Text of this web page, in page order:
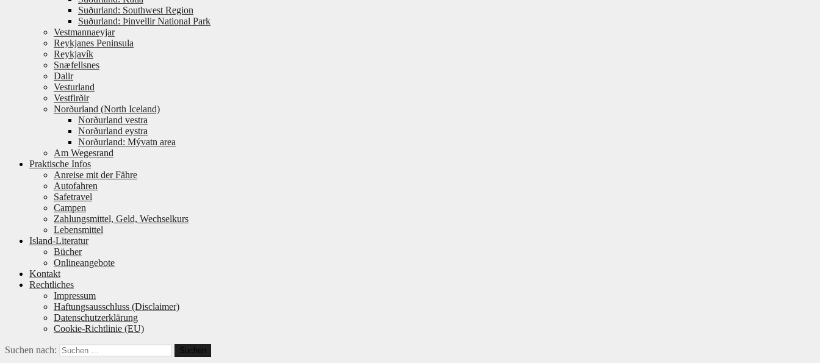
Suðurland: Southwest Region
Suðurland: Þinvellir National Park
Vestmannaeyjar
Reykjanes Peninsula
Reykjavík
Snæfellsnes
Dalir
Vesturland
Vestfirðir
Norðurland (North Iceland)
Norðurland vestra
Norðurland eystra
Norðurland: Mývatn area
Am Wegesrand
Praktische Infos
Anreise mit der Fähre
Autofahren
Safetravel
Campen
Zahlungsmittel, Geld, Wechselkurs
Lebensmittel
Island-Literatur
Bücher
Onlineangebote
Kontakt
Rechtliches
Impressum
Haftungsausschluss (Disclaimer)
Datenschutzerklärung
Cookie-Richtlinie (EU)
Suchen nach: